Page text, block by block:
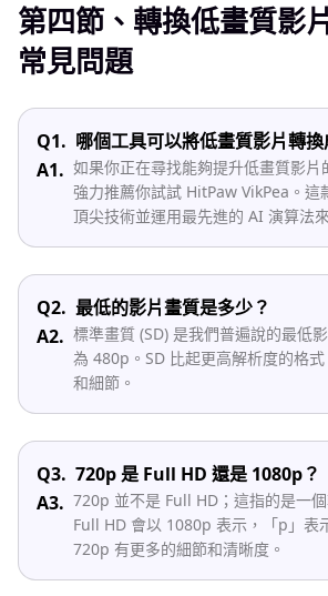
第四節、轉換低畫質影
常見問題
Q1. 哪個工具可以將低畫質影片轉換
A1. 如果你正在尋找能夠提升低畫質影片
強力推薦你試試 HitPaw VikPea。這
頂尖技術並運用最先進的 AI 演算法
Q2. 最低的影片畫質是多少？
A2. 標準畫質 (SD) 是我們普遍說的最低
為 480p。SD 比起更高解析度的格
和細節。
Q3. 720p 是 Full HD 還是 1080p？
A3. 720p 並不是 Full HD；這指的是一個
Full HD 會以 1080p 表示，「p」表
720p 有更多的細節和清晰度。